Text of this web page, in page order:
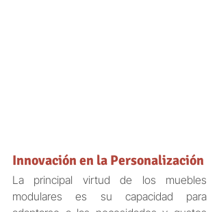
Innovación en la Personalización
La principal virtud de los muebles
modulares es su capacidad para